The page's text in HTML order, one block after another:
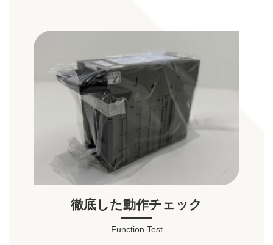
徹底した動作チェック
Function Test